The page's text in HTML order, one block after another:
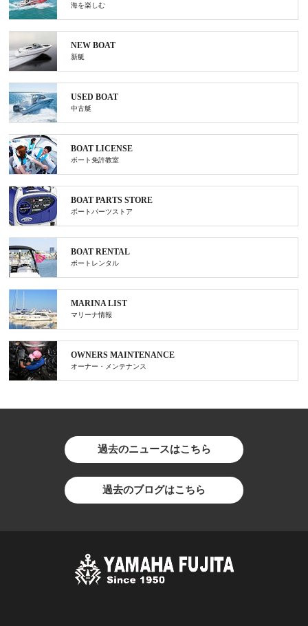
海を楽しむ
NEW BOAT
新艇
USED BOAT
中古艇
BOAT LICENSE
ボート免許教室
BOAT PARTS STORE
ボートパーツストア
BOAT RENTAL
ボートレンタル
MARINA LIST
マリーナ情報
OWNERS MAINTENANCE
オーナー・メンテナンス
過去のニュースはこちら
過去のブログはこちら